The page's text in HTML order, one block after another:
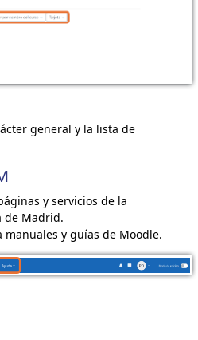
general y la lista de
y servicios de la
de Madrid.
manuales y guías de Moodle.